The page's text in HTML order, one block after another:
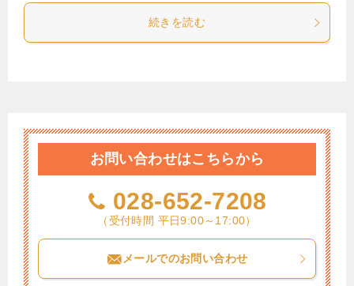
続きを読む
お問い合わせはこちらから
028-652-7208
（受付時間 平日9:00～17:00）
メールでのお問い合わせ